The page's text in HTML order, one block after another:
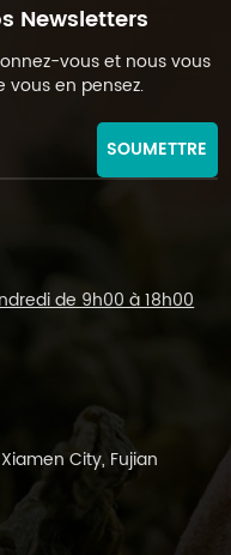
Newsletters
vous et nous vous
vous en pensez.
SOUMETTRE
de 9h00 à 18h00
City, Fujian